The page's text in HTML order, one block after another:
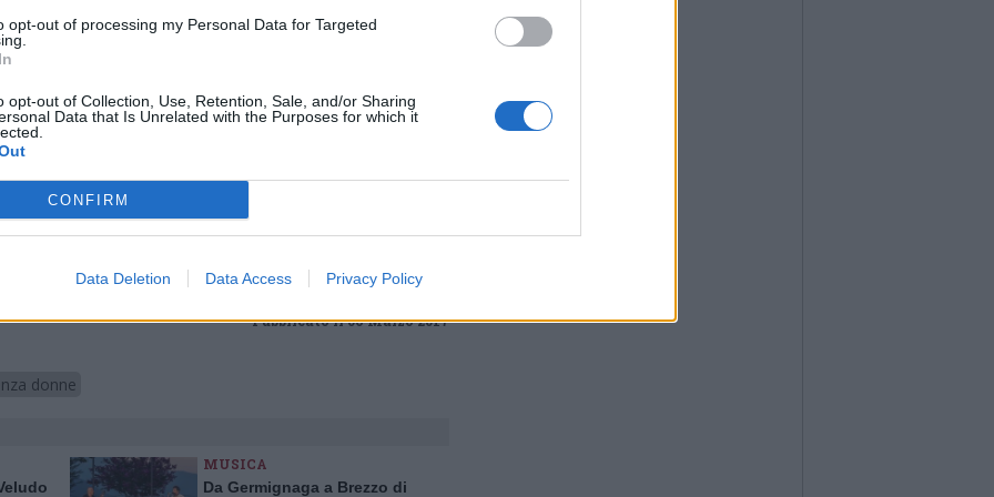
opt-out of processing my Personal Data for Targeted
opt-out of Collection, Use, Retention, Sale, and/or Sharing
Data that Is Unrelated with the Purposes for which it
CONFIRM
Data Deletion Data Access Privacy Policy
tra le donne’.
dal Centro anti-violenza Donna
con la Comunità Montana Valli del
del Comune di Luino.
Tutti gli eventi
diagosto
Pubblicato il 06 Marzo 2017
donne
MUSICA
Da Germignaga a Brezzo di